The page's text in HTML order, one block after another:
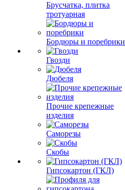
Брусчатка, плитка
тротуарная
Бордюры и поребрики
Гвозди
Дюбеля
Прочие крепежные
изделия
Саморезы
Скобы
Гипсокартон (ГКЛ)